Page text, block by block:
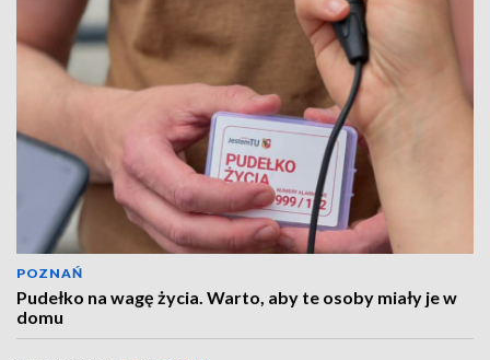
POZNAŃ
Pudełko na wagę życia. Warto, aby te osoby miały je w
domu